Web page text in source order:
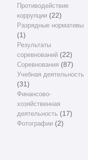
Противодействие
коррупции(22)
Разрядные нормативы
(1)
Результаты
соревнований(22)
Соревнования (87)
Учебная деятельность
(31)
Финансово-
хозяйственная
деятельность (17)
Фотографии(2)